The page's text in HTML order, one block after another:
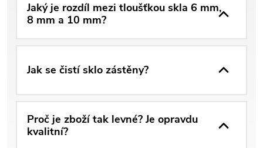
Jaký je rozdíl mezi tloušťkou skla 6 mm,
8 mm a 10 mm?
Jak se čistí sklo zástěny?
Proč je zboží tak levné? Je opravdu
kvalitní?